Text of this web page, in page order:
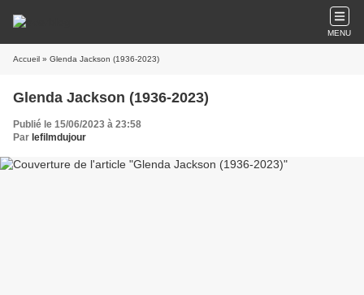
MENU
Accueil » Glenda Jackson (1936-2023)
Glenda Jackson (1936-2023)
Publié le 15/06/2023 à 23:58
Par lefilmdujour